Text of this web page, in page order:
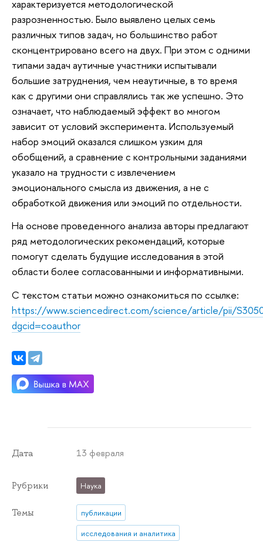
характеризуется методологической
разрозненностью. Было выявлено целых семь
различных типов задач, но большинство работ
сконцентрировано всего на двух. При этом с одними
типами задач аутичные участники испытывали
большие затруднения, чем неаутичные, в то время
как с другими они справлялись так же успешно. Это
означает, что наблюдаемый эффект во многом
зависит от условий эксперимента. Используемый
набор эмоций оказался слишком узким для
обобщений, а сравнение с контрольными заданиями
указало на трудности с извлечением
эмоционального смысла из движения, а не с
обработкой движения или эмоций по отдельности.
На основе проведенного анализа авторы предлагают
ряд методологических рекомендаций, которые
помогут сделать будущие исследования в этой
области более согласованными и информативными.
С текстом статьи можно ознакомиться по ссылке:
https://www.sciencedirect.com/science/article/pii/
dgcid=coauthor
Дата 13 февраля
Рубрики Наука
Темы
публикации
исследования и аналитика